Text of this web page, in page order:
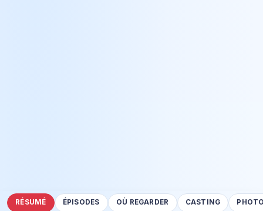
RÉSUMÉ ÉPISODES OÙ REGARDER CASTING